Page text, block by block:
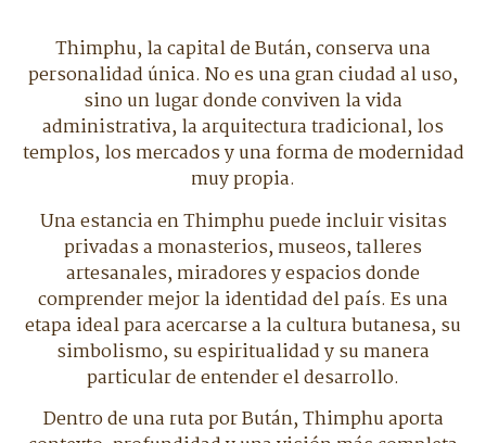
Thimphu, la capital de Bután, conserva una
personalidad única. No es una gran ciudad al uso,
sino un lugar donde conviven la vida
administrativa, la arquitectura tradicional, los
templos, los mercados y una forma de modernidad
muy propia.
Una estancia en Thimphu puede incluir visitas
privadas a monasterios, museos, talleres
artesanales, miradores y espacios donde
comprender mejor la identidad del país. Es una
etapa ideal para acercarse a la cultura butanesa, su
simbolismo, su espiritualidad y su manera
particular de entender el desarrollo.
Dentro de una ruta por Bután, Thimphu aporta